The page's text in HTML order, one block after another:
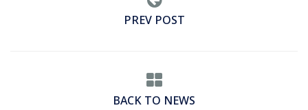
PREV POST
BACK TO NEWS